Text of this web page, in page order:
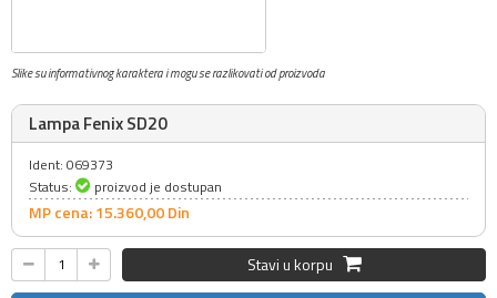
Slike su informativnog karaktera i mogu se razlikovati od proizvoda
Lampa Fenix SD20
Ident: 069373
Status:
proizvod je dostupan
MP cena: 15.360,00Din
Stavi u korpu